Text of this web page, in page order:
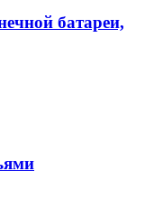
батареи,